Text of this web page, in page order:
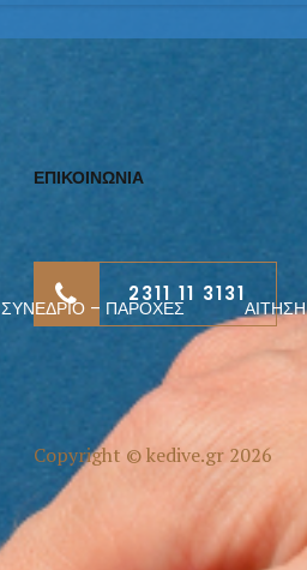
ΣΥΝΈΔΡΙΟ – ΠΑΡΟΧΈΣ ΑΊΤΗΣΗ
ΕΠΙΚΟΙΝΩΝΙΑ
2311 11 3131
Copyright © kedive.gr 2026